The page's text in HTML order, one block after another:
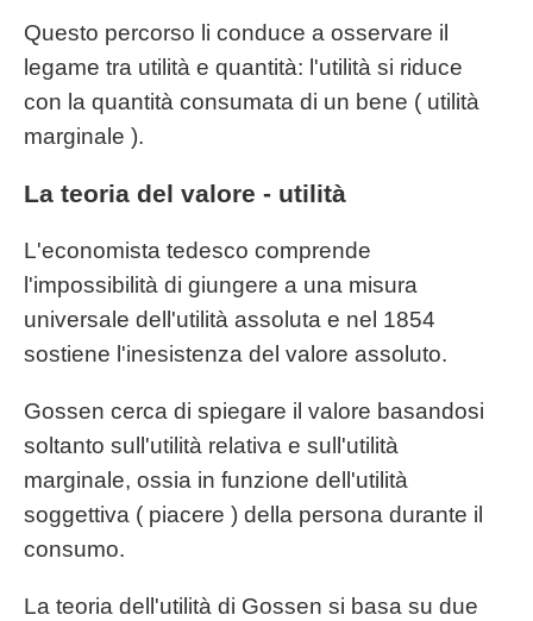
Questo percorso li conduce a osservare il
legame tra utilità e quantità: l'utilità si riduce
con la quantità consumata di un bene ( utilità
marginale ).
La teoria del valore - utilità
L'economista tedesco comprende
l'impossibilità di giungere a una misura
universale dell'utilità assoluta e nel 1854
sostiene l'inesistenza del valore assoluto.
Gossen cerca di spiegare il valore basandosi
soltanto sull'utilità relativa e sull'utilità
marginale, ossia in funzione dell'utilità
soggettiva ( piacere ) della persona durante il
consumo.
La teoria dell'utilità di Gossen si basa su due